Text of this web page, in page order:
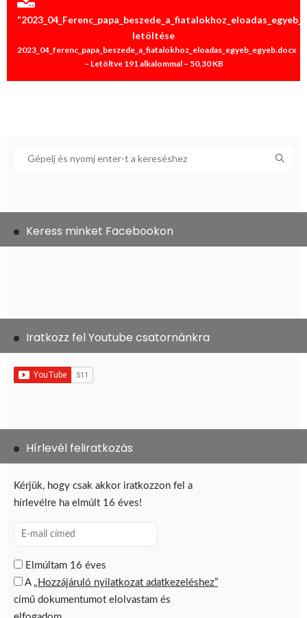
letöltése
2023_04_ferenc_papa_beszede_a_fiatalokhoz_eloadas_egyeb_egyeb.docx
– Letöltve 191 alkalommal – 50,30 KB
Keress minket Facebookon
Iratkozz fel Youtube csatornánkra
Hírlevél feliratkozás